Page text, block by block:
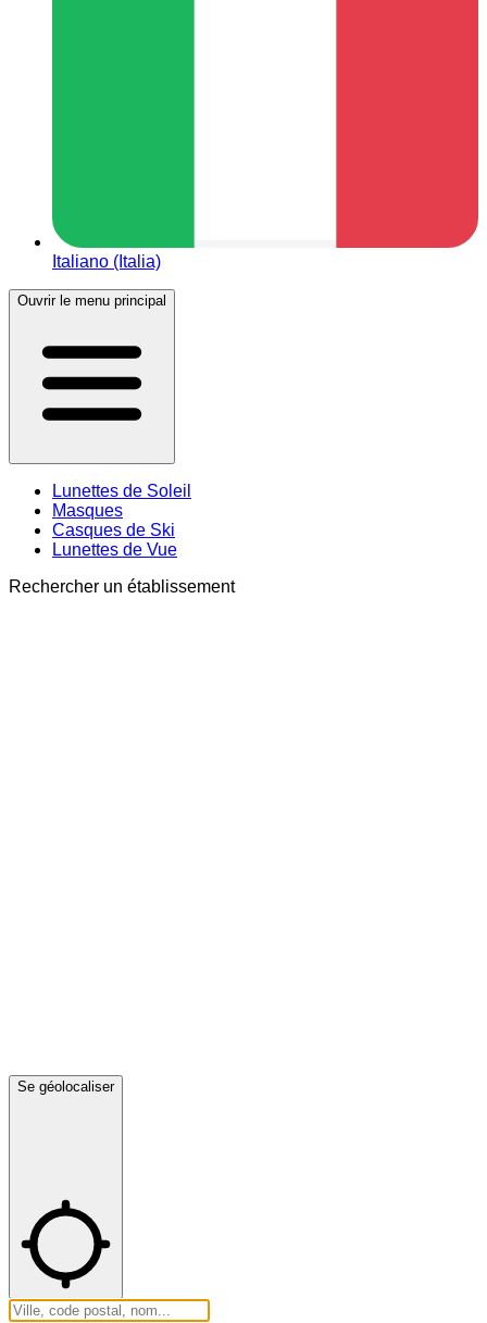
Italiano (Italia)
Ouvrir le menu principal
Lunettes de Soleil
Masques
Casques de Ski
Lunettes de Vue
Rechercher un établissement
Se géolocaliser